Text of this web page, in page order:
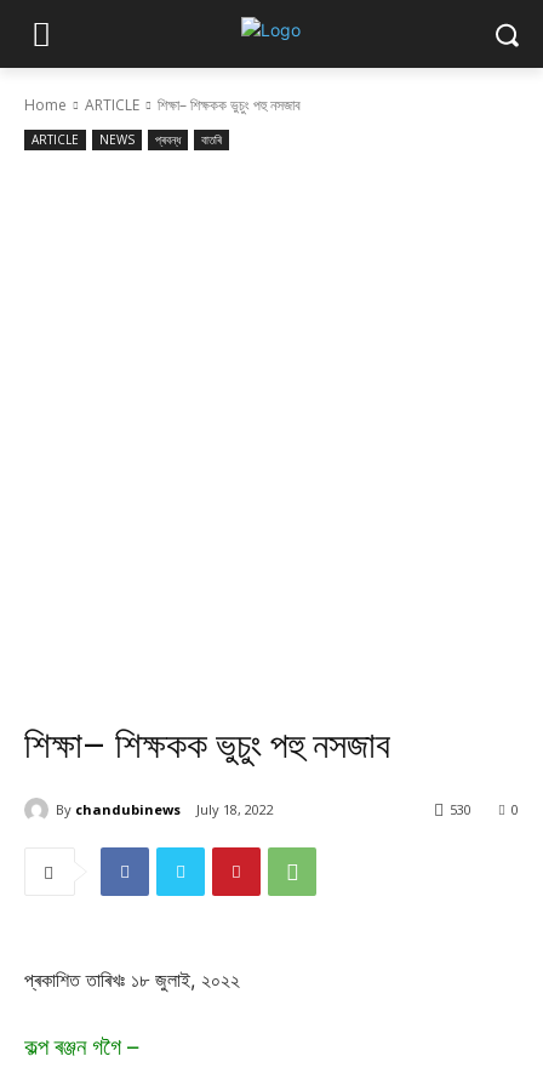
Home ARTICLE শিক্ষা– শিক্ষকক ভুচুং পহু নসজাব
ARTICLE NEWS প্ৰবন্ধ বাতৰি
শিক্ষা– শিক্ষকক ভুচুং পহু নসজাব
By chandubinews July 18, 2022 0
530
প্ৰকাশিত তাৰিখঃ ১৮ জুলাই, ২০২২
কল্প ৰঞ্জন গগৈ –